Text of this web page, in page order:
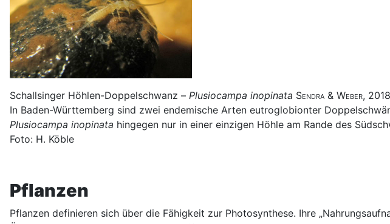
Schallsinger Höhlen-Doppelschwanz – Plusiocampa inopinata Sendra & Weber,
In Baden-Württemberg sind zwei endemische Arten eutroglobionter
Plusiocampa inopinata hingegen nur in einer einzigen Höhle am Rande des
Foto: H. Köble
Pflanzen
Pflanzen definieren sich über die Fähigkeit zur Photosynthese. Ihre